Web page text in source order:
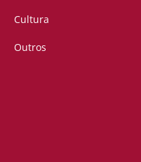
Cultura
Outros